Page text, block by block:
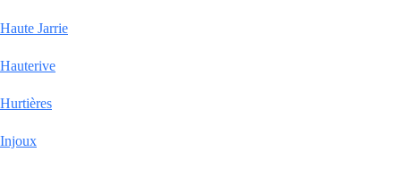
Haute Jarrie
Hauterive
Hurtières
Injoux